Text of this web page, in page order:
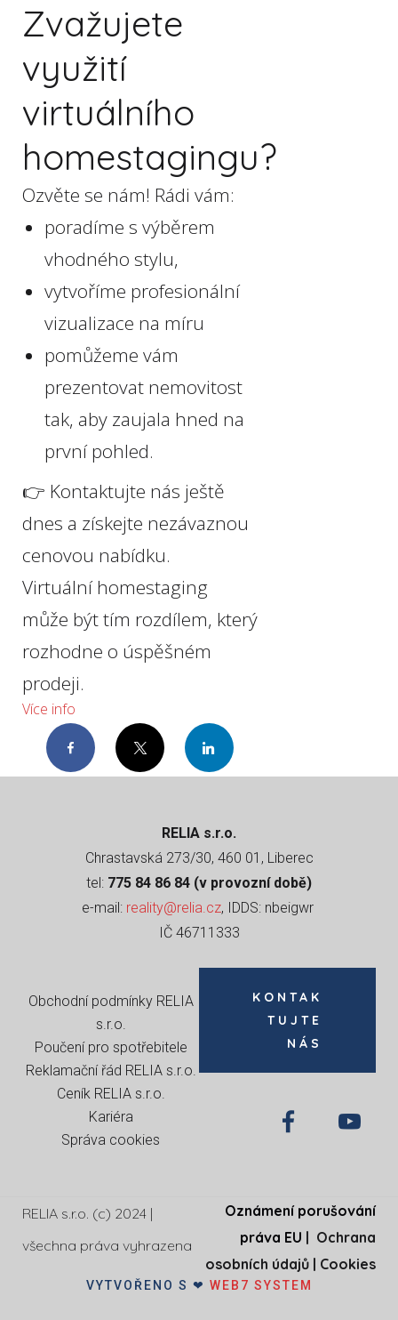
Zvažujete
využití
virtuálního
homestagingu?
Ozvěte se nám! Rádi vám:
poradíme s výběrem
vhodného stylu,
vytvoříme profesionální
vizualizace na míru
pomůžeme vám
prezentovat nemovitost
tak, aby zaujala hned na
první pohled.
👉 Kontaktujte nás ještě
dnes a získejte nezávaznou
cenovou nabídku.
Virtuální homestaging
může být tím rozdílem, který
rozhodne o úspěšném
prodeji.
Více info
Facebook Twitter LinkedIn
RELIA s.r.o.
Chrastavská 273/30, 460 01, Liberec
tel: 775 84 86 84 (v provozní době)
e-mail: reality@relia.cz, IDDS: nbeigwr
IČ 46711333
Obchodní podmínky RELIA
s.r.o.
Poučení pro spotřebitele
Reklamační řád RELIA s.r.o.
Ceník RELIA s.r.o.
Kariéra
Správa cookies
KONTAK
TUJTE
NÁS
RELIA s.r.o. (c) 2024 |
všechna práva vyhrazena
Oznámení porušování
práva EU | Ochrana
osobních údajů | Cookies
VYTVOŘENO S ❤ WEB7 SYSTEM